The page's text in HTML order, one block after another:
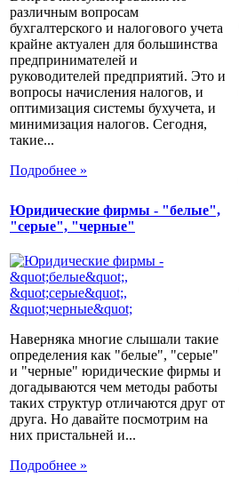
различным вопросам
бухгалтерского и налогового учета
крайне актуален для большинства
предпринимателей и
руководителей предприятий. Это и
вопросы начисления налогов, и
оптимизация системы бухучета, и
минимизация налогов. Сегодня,
такие...
Подробнее »
Юридические фирмы - "белые",
"серые", "черные"
Наверняка многие слышали такие
определения как "белые", "серые"
и "черные" юридические фирмы и
догадываются чем методы работы
таких структур отличаются друг от
друга. Но давайте посмотрим на
них пристальней и...
Подробнее »